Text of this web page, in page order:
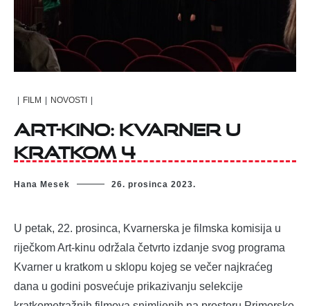
| FILM | NOVOSTI |
Art-kino: Kvarner u
kratkom 4
Hana Mesek 26. prosinca 2023.
U petak, 22. prosinca, Kvarnerska je filmska komisija u
riječkom Art-kinu održala četvrto izdanje svog programa
Kvarner u kratkom u sklopu kojeg se večer najkraćeg
dana u godini posvećuje prikazivanju selekcije